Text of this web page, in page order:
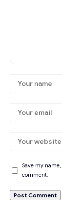
Save my
comment.